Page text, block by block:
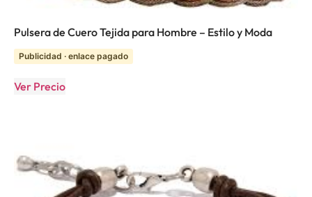
Pulsera de Cuero Tejida para Hombre – Estilo y Moda
Publicidad · enlace pagado
Ver Precio